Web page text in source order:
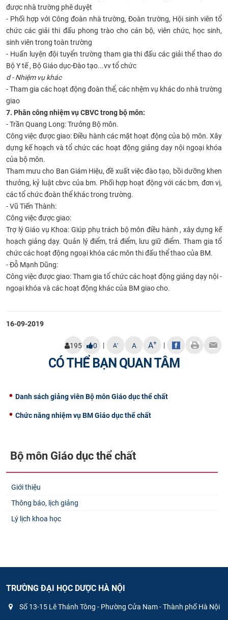
được nhà trường phê duyệt
- Phối hợp với Công đoàn nhà trường, Đoàn trường, Hội sinh viên tổ
chức các giải thi đấu phong trào cho cán bộ, viên chức, học sinh,
sinh viên trong toàn trường
- Huấn luyện đội tuyển trường tham gia thi đấu các giải thể thao do
Bộ Y tế , Bộ Giáo dục-Đào tạo...vv tổ chức
d - Nhiệm vụ khác
- Tham gia các hoạt động đoàn thể, các nhệm vụ khác do nhà trường
giao
7. Phân công nhiệm vụ CBVC trong bộ môn:
- Trần Quang Long: Trưởng Bộ môn.
Công việc được giao: Điều hành các mặt hoạt động của bộ môn. Xây
dựng kế hoạch và tổ chức các hoạt động giảng dạy nội ngoại khóa
của bộ môn.
Tham mưu cho Ban Giám Hiệu, đề xuất việc đào tạo, bồi dưỡng khen
thưởng, kỷ luật cbvc của bm. Phối hợp hoạt động với các bm, đơn vị,
các tổ chức đoàn thể khác trong trường.
- Vũ Tiến Thành:
Công việc được giao:
Trợ lý Giáo vụ Khoa: Giúp phụ trách bộ môn điều hành , xây dựng kế
hoạch giảng dạy. Quản lý điểm, trả điểm, lưu giữ điểm. Tham gia tổ
chức các hoạt động ngoại khóa các môn thi đấu thể thao của BM.
- Đỗ Mạnh Dũng:​
Công việc được giao: Tham gia tổ chức các hoạt động giảng dạy nội -
ngoại khóa và các hoạt động khác của BM giao cho.
16-09-2019
195 0 | A- A A+ |
CÓ THỂ BẠN QUAN TÂM
Danh sách giảng viên Bộ môn Giáo dục thể chất
​Chức năng nhiệm vụ BM Giáo dục thể chất
Bộ môn Giáo dục thể chất
Giới thiệu
Thông báo, lịch giảng
Lý lịch khoa học
TRƯỜNG ĐẠI HỌC DƯỢC HÀ NỘI
Số 13-15 Lê Thánh Tông - Phường Cửa Nam - Thành phố Hà Nội